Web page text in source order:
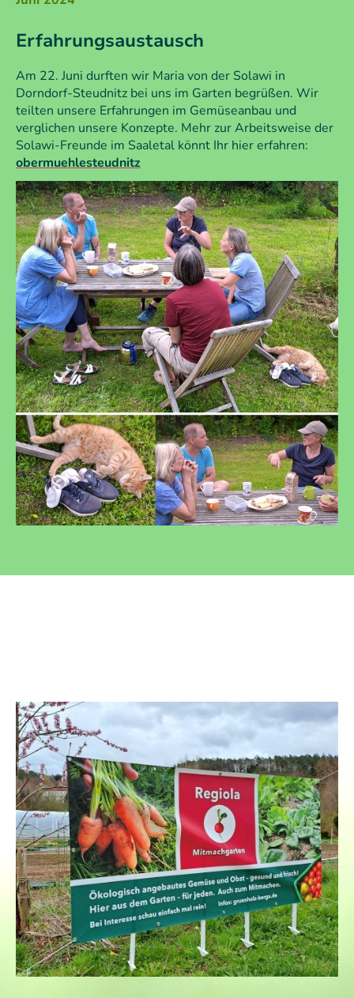
Erfahrungsaustausch
Am 22. Juni durften wir Maria von der Solawi in
Dorndorf-Steudnitz bei uns im Garten begrüßen. Wir
teilten unsere Erfahrungen im Gemüseanbau und
verglichen unsere Konzepte. Mehr zur Arbeitsweise der
Solawi-Freunde im Saaletal könnt Ihr hier erfahren:
obermuehlesteudnitz